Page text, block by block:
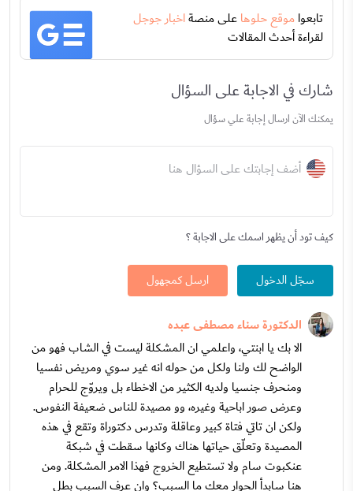
تابعواموقع حلوهاعلى منصةاخبار جوجل
لقراءة أحدث المقالات
شارك في الاجابة على السؤال
يمكنك الآن ارسال إجابة علي سؤال
أضف إجابتك على السؤال هنا
كيف تود أن يظهر اسمك على الاجابة ؟
سجّل الدخول ارسل كمجهول
الدكتورة سناء مصطفى عبده
الا بك يا ابنتي، واعلمي ان المشكلة ليست في الشاب فهو من
الواضح لك ولنا ولكل من حوله انه غير سوي ومريض نفسيا
ومنحرف جنسيا ولديه الكثير من الاخطاء بل ويروّج للحرام
وعرض صور اباحية وغيره، وو مصيدة للناس ضعيفة النفوس.
ولكن ان تاتي فتاة كبير وعاقلة وتدرس دكتوراة وتقع في هذه
المصيدة وتعلّق حياتها هناك وكانها سقطت في شبكة
عنكبوت سام ولا تستطيع الخروج فهذا الامر المشكلة. ومن
هنا سابدأ الحوار معك ما السبب؟ وان عرف السبب بطل